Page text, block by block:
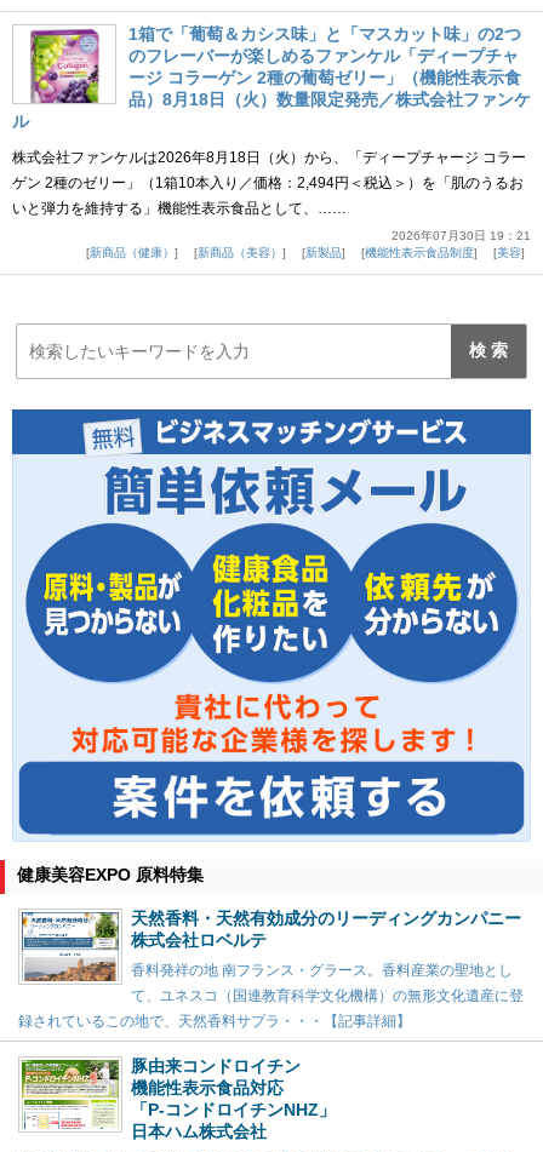
1箱で「葡萄＆カシス味」と「マスカット味」の2つ
のフレーバーが楽しめるファンケル「ディープチャ
ージ コラーゲン 2種の葡萄ゼリー」（機能性表示食
品）8月18日（火）数量限定発売／株式会社ファンケ
ル
株式会社ファンケルは2026年8月18日（火）から、「ディープチャージ コラー
ゲン 2種のゼリー」（1箱10本入り／価格：2,494円＜税込＞）を「肌のうるお
いと弾力を維持する」機能性表示食品として、……
2026年07月30日 19：21
新商品（健康）
新商品（美容） 新製品 機能性表示食品制度 美容
健康美容EXPO 原料特集
天然香料・天然有効成分のリーディングカンパニー
株式会社ロベルテ
香料発祥の地 南フランス・グラース。香料産業の聖地とし
て、ユネスコ（国連教育科学文化機構）の無形文化遺産に登
録されているこの地で、天然香料サプラ・・・【記事詳細】
豚由来コンドロイチン
機能性表示食品対応
「P-コンドロイチンNHZ」
日本ハム株式会社